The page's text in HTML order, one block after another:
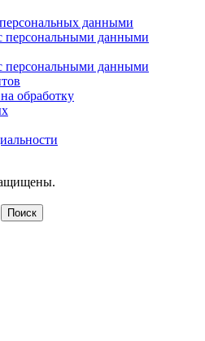
данными
персональными данными
персональными данными
обработку
Поиск